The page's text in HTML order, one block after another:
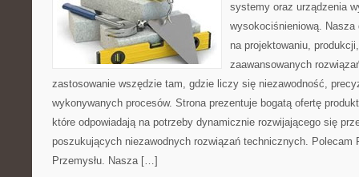
systemy oraz urządzenia
wysokociśnieniową. Nasza
na projektowaniu,
zaawansowanych
zastosowanie wszędzie tam, gdzie liczy się niezawodność,
wykonywanych procesów. Strona prezentuje bogatą ofertę
które odpowiadają na potrzeby dynamicznie rozwijającego się
poszukujących niezawodnych rozwiązań technicznych. Polecam
Przemysłu. Nasza […]